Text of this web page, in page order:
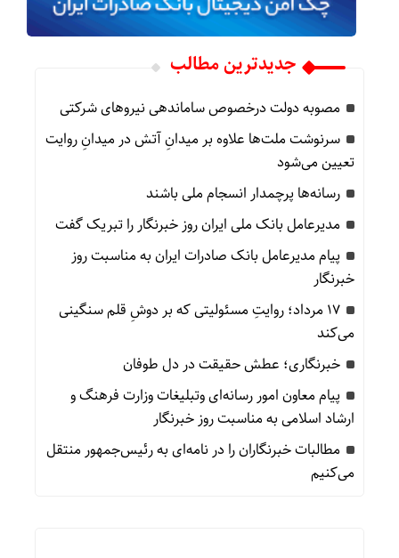
جدیدترین مطالب
مصوبه دولت درخصوص ساماندهی نیروهای شرکتی
سرنوشت ملت‌ها علاوه بر میدانِ آتش در میدانِ روایت
تعیین می‌شود
رسانه‌ها پرچمدار انسجام ملی باشند
مدیرعامل بانک ملی ایران روز خبرنگار را تبریک گفت
پیام مدیرعامل بانک صادرات ایران به مناسبت روز
خبرنگار
۱۷ مرداد؛ روایتِ مسئولیتی که بر دوشِ قلم سنگینی
می‌کند
خبرنگاری؛ عطش حقیقت در دل طوفان
پیام معاون امور رسانه‌ای وتبلیغات وزارت فرهنگ و
ارشاد اسلامی به مناسبت روز خبرنگار
مطالبات خبرنگاران را در نامه‌ای به رئیس‌جمهور منتقل
می‌کنیم